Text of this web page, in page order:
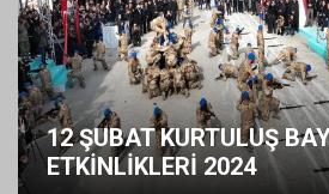
12 ŞUBAT KURTULUŞ
ETKİNLİKLERİ 2024